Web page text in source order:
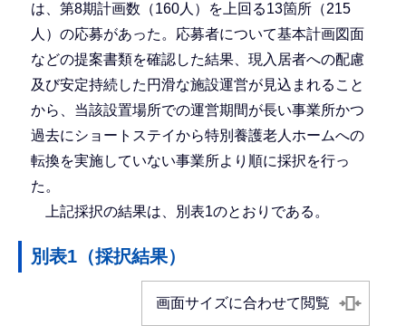
は、第8期計画数（160人）を上回る13箇所（215
人）の応募があった。応募者について基本計画図面
などの提案書類を確認した結果、現入居者への配慮
及び安定持続した円滑な施設運営が見込まれること
から、当該設置場所での運営期間が長い事業所かつ
過去にショートステイから特別養護老人ホームへの
転換を実施していない事業所より順に採択を行っ
た。
上記採択の結果は、別表1のとおりである。
別表1（採択結果）
画面サイズに合わせて閲覧